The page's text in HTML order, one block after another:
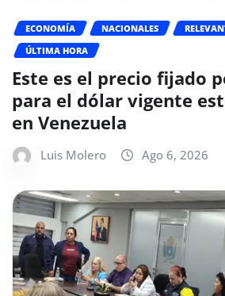
ECONOMÍA NACIONALES
ÚLTIMA HORA
Este es el precio fijado
para el dólar vigente
en Venezuela
Luis Molero Ago 6, 2026